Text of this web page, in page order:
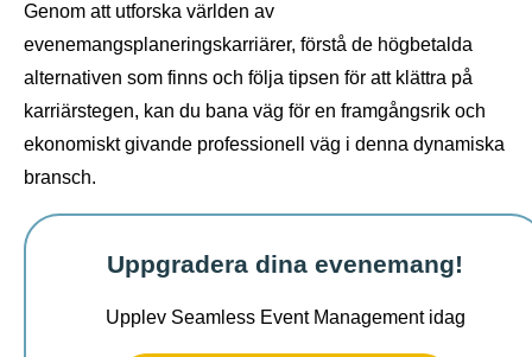
Genom att utforska världen av
evenemangsplaneringskarriärer, förstå de högbetalda
alternativen som finns och följa tipsen för att klättra på
karriärstegen, kan du bana väg för en framgångsrik och
ekonomiskt givande professionell väg i denna dynamiska
bransch.
Uppgradera dina evenemang!
Upplev Seamless Event Management idag